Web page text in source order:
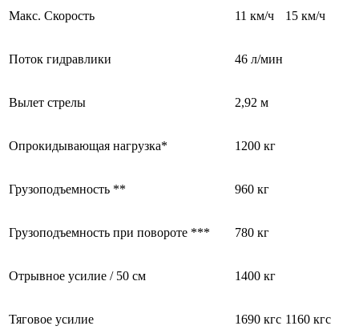
Макс. Скорость 11 км/ч 15 км/ч
Поток гидравлики 46 л/мин
Вылет стрелы 2,92 м
Опрокидывающая нагрузка* 1200 кг
Грузоподъемность ** 960 кг
Грузоподъемность при повороте *** 780 кг
Отрывное усилие / 50 см 1400 кг
Тяговое усилие 1690 кгс 1160 кгс